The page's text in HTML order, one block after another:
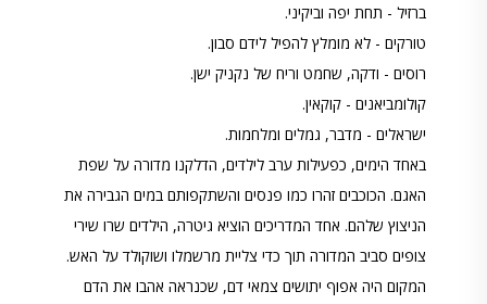
ברזיל - תחת יפה וביקיני.
טורקים - לא מומלץ להפיל לידם סבון.
רוסים - ודקה, שחמט וריח של נקניק ישן.
קולומביאנים - קוקאין.
ישראלים - מדבר, גמלים ומלחמות.
באחד הימים, כפעילות ערב לילדים, הדלקנו מדורה על שפת
האגם. הכוכבים זהרו כמו פנסים והשתקפותם במים הגבירה את
הניצוץ שלהם. אחד המדריכים הוציא גיטרה, הילדים שרו שירי
צופים סביב המדורה תוך כדי צליית מרשמלו ושוקולד על האש.
המקום היה אפוף יתושים צמאי דם, שכנראה אהבו את הדם